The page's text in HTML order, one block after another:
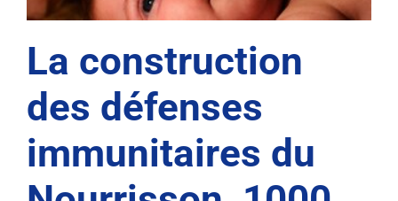
La construction
des défenses
immunitaires du